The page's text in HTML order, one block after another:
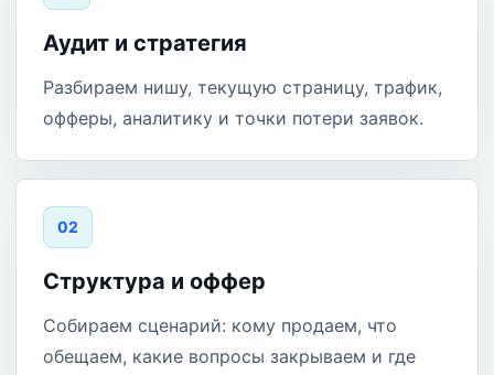
Аудит и стратегия
Разбираем нишу, текущую страницу, трафик,
офферы, аналитику и точки потери заявок.
02
Структура и оффер
Собираем сценарий: кому продаем, что
обещаем, какие вопросы закрываем и где